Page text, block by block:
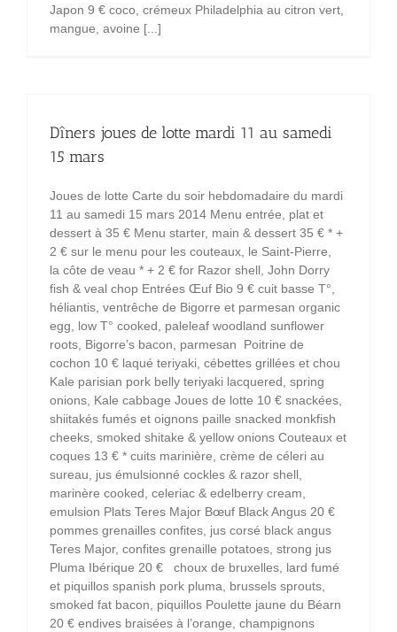
Japon 9 € coco, crémeux Philadelphia au citron vert,
mangue, avoine [...]
Dîners joues de lotte mardi 11 au samedi
15 mars
Joues de lotte Carte du soir hebdomadaire du mardi
11 au samedi 15 mars 2014 Menu entrée, plat et
dessert à 35 € Menu starter, main & dessert 35 € * +
2 € sur le menu pour les couteaux, le Saint-Pierre,
la côte de veau * + 2 € for Razor shell, John Dorry
fish & veal chop Entrées Œuf Bio 9 € cuit basse T°,
héliantis, ventrêche de Bigorre et parmesan organic
egg, low T° cooked, paleleaf woodland sunflower
roots, Bigorre’s bacon, parmesan Poitrine de
cochon 10 € laqué teriyaki, cébettes grillées et chou
Kale parisian pork belly teriyaki lacquered, spring
onions, Kale cabbage Joues de lotte 10 € snackées,
shiitakés fumés et oignons paille snacked monkfish
cheeks, smoked shitake & yellow onions Couteaux et
coques 13 € * cuits marinière, crème de céleri au
sureau, jus émulsionné cockles & razor shell,
marinère cooked, celeriac & edelberry cream,
emulsion Plats Teres Major Bœuf Black Angus 20 €
pommes grenailles confites, jus corsé black angus
Teres Major, confites grenaille potatoes, strong jus
Pluma Ibérique 20 € choux de bruxelles, lard fumé
et piquillos spanish pork pluma, brussels sprouts,
smoked fat bacon, piquillos Poulette jaune du Béarn
20 € endives braisées à l’orange, champignons